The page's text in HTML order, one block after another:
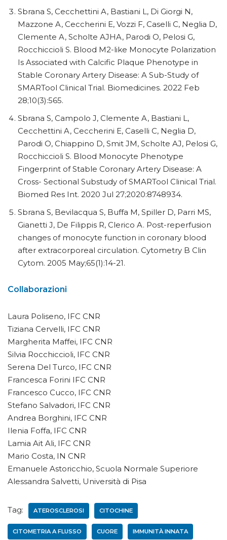
Sbrana S, Cecchettini A, Bastiani L, Di Giorgi N,
Mazzone A, Ceccherini E, Vozzi F, Caselli C, Neglia D,
Clemente A, Scholte AJHA, Parodi O, Pelosi G,
Rocchiccioli S. Blood M2-like Monocyte Polarization
Is Associated with Calcific Plaque Phenotype in
Stable Coronary Artery Disease: A Sub-Study of
SMARTool Clinical Trial. Biomedicines. 2022 Feb
28;10(3):565.
Sbrana S, Campolo J, Clemente A, Bastiani L,
Cecchettini A, Ceccherini E, Caselli C, Neglia D,
Parodi O, Chiappino D, Smit JM, Scholte AJ, Pelosi G,
Rocchiccioli S. Blood Monocyte Phenotype
Fingerprint of Stable Coronary Artery Disease: A
Cross- Sectional Substudy of SMARTool Clinical Trial.
Biomed Res Int. 2020 Jul 27;2020:8748934.
Sbrana S, Bevilacqua S, Buffa M, Spiller D, Parri MS,
Gianetti J, De Filippis R, Clerico A. Post-reperfusion
changes of monocyte function in coronary blood
after extracorporeal circulation. Cytometry B Clin
Cytom. 2005 May;65(1):14-21.
Collaborazioni
Laura Poliseno, IFC CNR
Tiziana Cervelli, IFC CNR
Margherita Maffei, IFC CNR
Silvia Rocchiccioli, IFC CNR
Serena Del Turco, IFC CNR
Francesca Forini IFC CNR
Francesco Cucco, IFC CNR
Stefano Salvadori, IFC CNR
Andrea Borghini, IFC CNR
Ilenia Foffa, IFC CNR
Lamia Ait Ali, IFC CNR
Mario Costa, IN CNR
Emanuele Astoricchio, Scuola Normale Superiore
Alessandra Salvetti, Università di Pisa
Tag: ATEROSCLEROSI CITOCHINE
CITOMETRIA A FLUSSO CUORE IMMUNITÀ INNATA